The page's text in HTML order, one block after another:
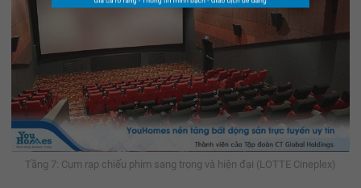
Tầng 7: Cụm rạp chiếu phim sang trọng và hiện đại (LOTTE Cineplex)